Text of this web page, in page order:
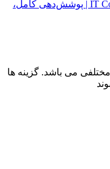
می باشد. گزینه ها